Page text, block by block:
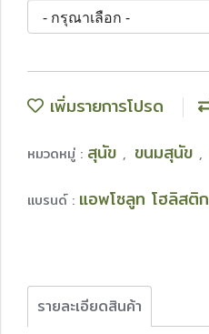
เพิ่มรายการโปรด
หมวดหมู่ : สุนัข , ขนมสุนัข ,
แบรนด์ : แอพโซลูท โฮลิสติก
รายละเอียดสินค้า